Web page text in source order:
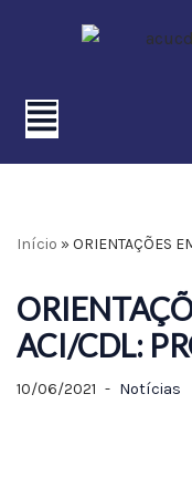
conteúdo
Início » ORIENTAÇÕES
ACI/CDL:
10/06/2021 Notícias